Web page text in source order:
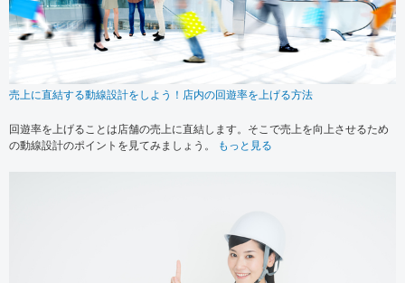
売上に直結する動線設計をしよう！店内の回遊率を上げる方法
回遊率を上げることは店舗の売上に直結します。そこで売上を向上させるため
の動線設計のポイントを見てみましょう。
もっと見る